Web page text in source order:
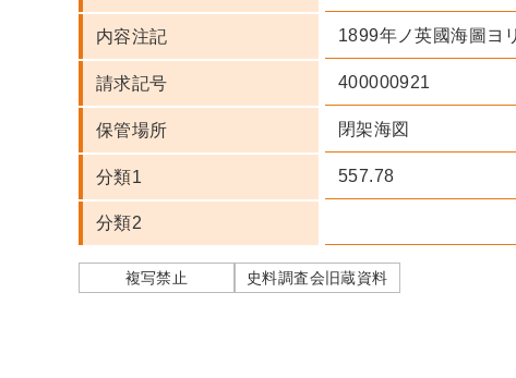
内容注記 1899年ノ英國海圖ヨ
請求記号 400000921
保管場所 閉架海図
分類1 557.78
分類2
複写禁止 史料調査会旧蔵資料